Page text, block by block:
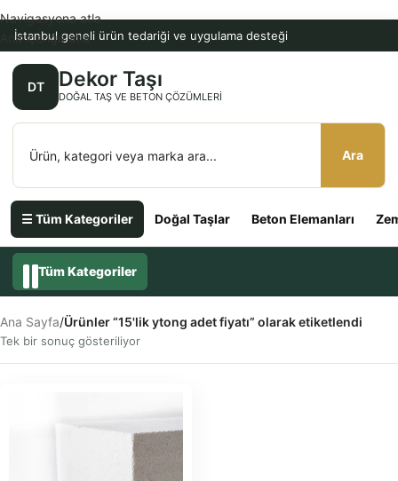
İstanbul geneli ürün tedariği ve uygulama desteği
DT Dekor Taşı
DOĞAL TAŞ VE BETON ÇÖZÜMLERI
Ara
☰ Tüm Kategoriler Doğal Taşlar Beton Elemanları
Navigasyona atla
Ana içeriğe atla
Tüm Kategoriler
Ana Sayfa/Ürünler “15'lik ytong adet fiyatı” olarak etiketlendi
Tek bir sonuç gösteriliyor